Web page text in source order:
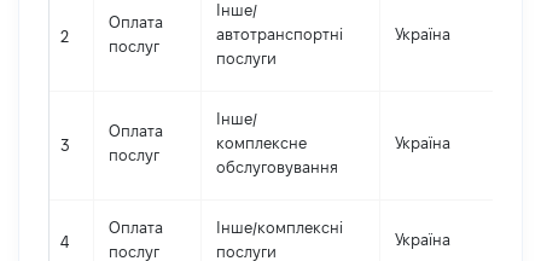
2
Оплата
послуг
Інше/
автотранспортні
послуги
Україна
3
Оплата
послуг
Інше/
комплексне
обслуговування
Україна
4
Оплата
послуг
Інше/комплексні
послуги
Україна